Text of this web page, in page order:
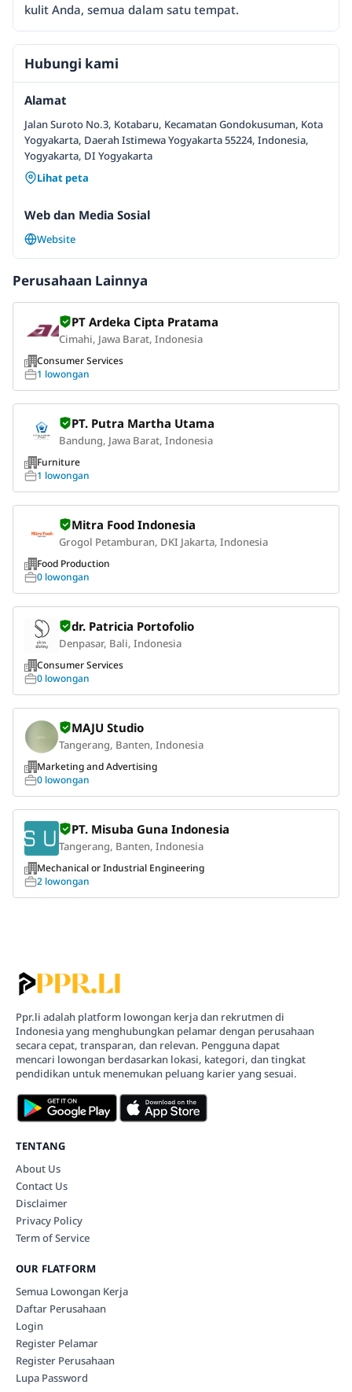
kulit Anda, semua dalam satu tempat.
Hubungi kami
Alamat
Jalan Suroto No.3, Kotabaru, Kecamatan Gondokusuman, Kota
Yogyakarta, Daerah Istimewa Yogyakarta 55224, Indonesia,
Yogyakarta, DI Yogyakarta
Lihat peta
Web dan Media Sosial
Website
Perusahaan Lainnya
PT Ardeka Cipta Pratama
Cimahi, Jawa Barat, Indonesia
Consumer Services
1 lowongan
PT. Putra Martha Utama
Bandung, Jawa Barat, Indonesia
Furniture
1 lowongan
Mitra Food Indonesia
Grogol Petamburan, DKI Jakarta, Indonesia
Food Production
0 lowongan
dr. Patricia Portofolio
Denpasar, Bali, Indonesia
Consumer Services
0 lowongan
MAJU Studio
Tangerang, Banten, Indonesia
Marketing and Advertising
0 lowongan
PT. Misuba Guna Indonesia
Tangerang, Banten, Indonesia
Mechanical or Industrial Engineering
2 lowongan
Ppr.li adalah platform lowongan kerja dan rekrutmen di
Indonesia yang menghubungkan pelamar dengan perusahaan
secara cepat, transparan, dan relevan. Pengguna dapat
mencari lowongan berdasarkan lokasi, kategori, dan tingkat
pendidikan untuk menemukan peluang karier yang sesuai.
TENTANG
About Us
Contact Us
Disclaimer
Privacy Policy
Term of Service
OUR FLATFORM
Semua Lowongan Kerja
Daftar Perusahaan
Login
Register Pelamar
Register Perusahaan
Lupa Password